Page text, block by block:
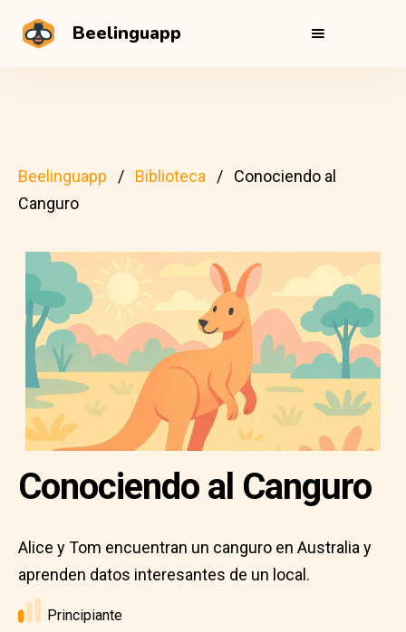
Beelinguapp
Beelinguapp Biblioteca
Conociendo al
Canguro
Conociendo al Canguro
Alice y Tom encuentran un canguro en Australia y
aprenden datos interesantes de un local.
Principiante